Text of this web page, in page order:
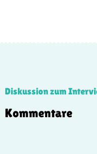
Diskussion zum
Kommentare